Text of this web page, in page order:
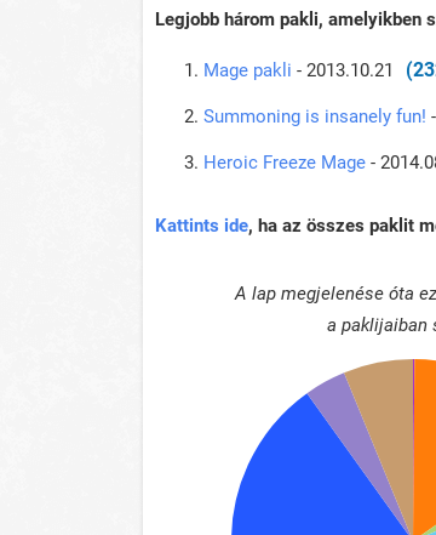
Legjobb három pakli, amelyikben
Mage pakli - 2013.10.21
Summoning is insanely fun!
Heroic Freeze Mage -
Kattints ide, ha az összes paklit
A lap megjelenése óta
a paklijaiban